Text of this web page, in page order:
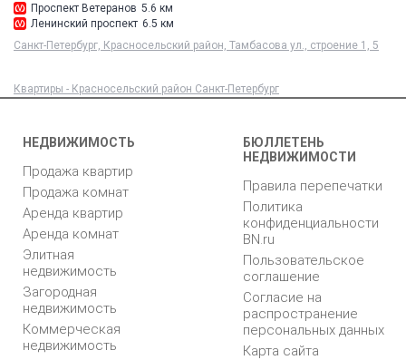
Проспект Ветеранов 5.6 км
Ленинский проспект 6.5 км
Санкт-Петербург, Красносельский район, Тамбасова ул., строение 1, 5
Квартиры - Красносельский район Санкт-Петербург
НЕДВИЖИМОСТЬ
Продажа квартир
Продажа комнат
Аренда квартир
Аренда комнат
Элитная
недвижимость
Загородная
недвижимость
Коммерческая
недвижимость
БЮЛЛЕТЕНЬ
НЕДВИЖИМОСТИ
Правила перепечатки
Политика
конфиденциальности
BN.ru
Пользовательское
соглашение
Согласие на
распространение
персональных данных
Карта сайта